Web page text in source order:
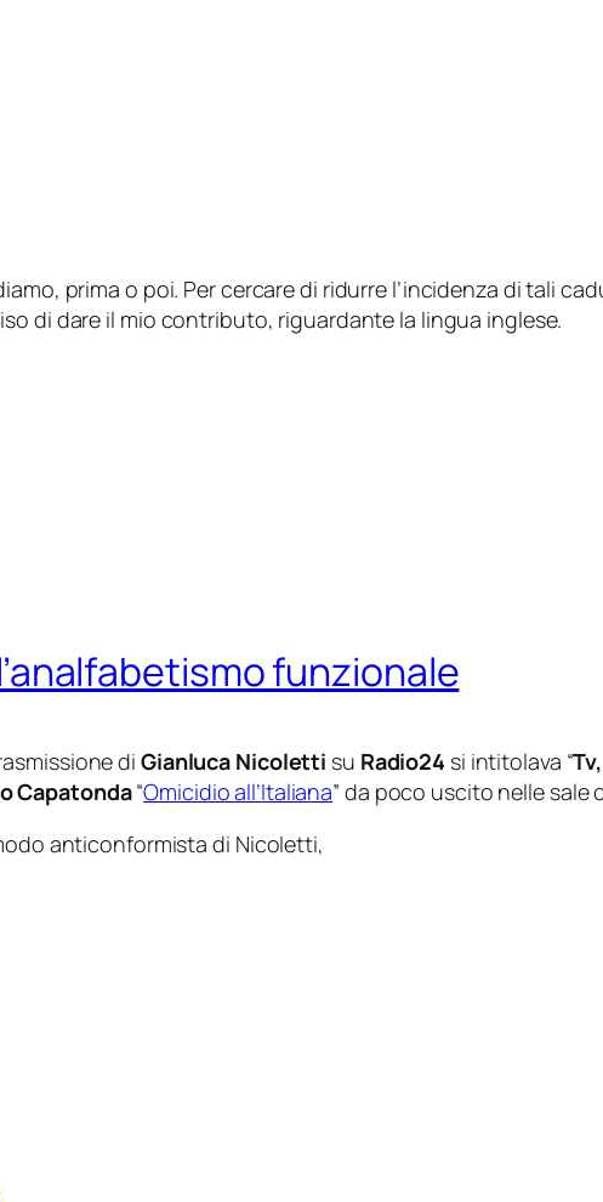
prima o poi. Per cercare di ridurre l’incidenza di tali
di dare il mio contributo, riguardante la lingua inglese.
funzionale
di Gianluca Nicoletti su Radio24 si intitolava “
Capatonda“Omicidio all’Italiana” da poco uscito nelle sale
anticonformista di Nicoletti,